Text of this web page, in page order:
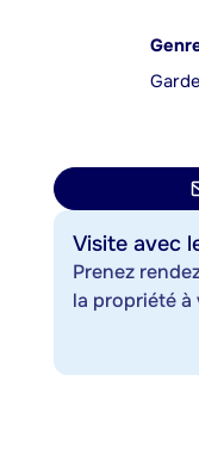
Visite avec
Prenez
la propriété à